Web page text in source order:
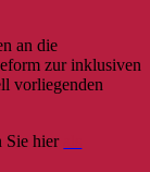
an die
zur inklusiven
vorliegenden
Sie hier